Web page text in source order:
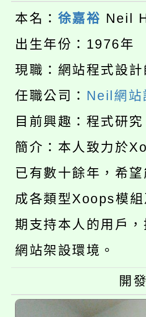
半價優惠，詳
者。
份教師增能研
大溪自造教育
份教師研習
淨零綠生活教
會
程
8/21下午1時
YOUNG桃局
局官網。
8月14至27日
開!
115年桃園市
田徑場及游泳
桃園市低收入
視費優惠，中
半價優惠，詳
大園自造教育
份教師增能研
大溪自造教育
份教師研習
淨零綠生活
會
115年食農教
本名： 徐嘉裕 Neil
出生年份：1976年
現職：網站程式設計
任職公司： Neil網站
目前興趣：程式研
簡介：本人致力於
已有數十餘年，希
成各類型Xoops模
期支持本人的用戶
網站架設環境。
開